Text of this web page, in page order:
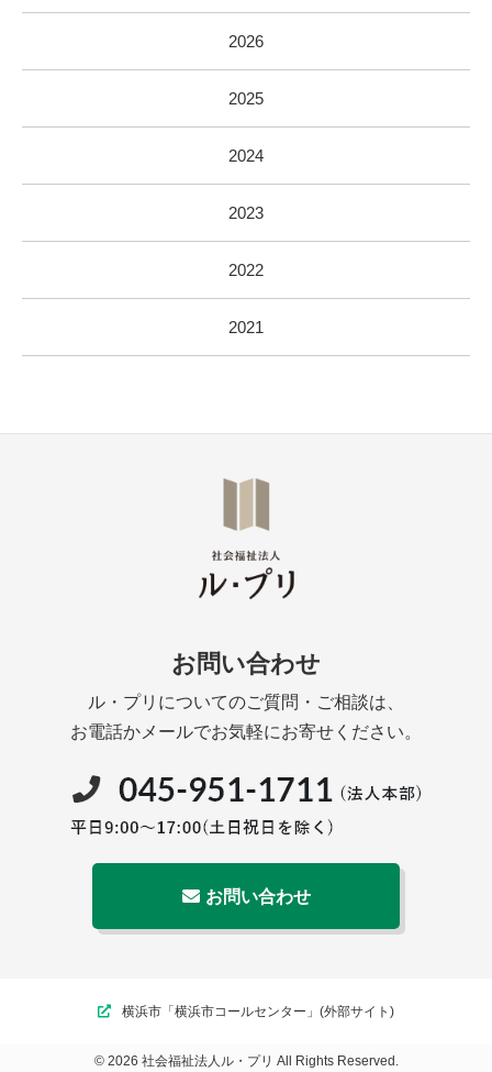
2026
2025
2024
2023
2022
2021
お問い合わせ
ル・プリについてのご質問・ご相談は、
お電話かメールでお気軽にお寄せください。
お問い合わせ
横浜市「横浜市コールセンター」(外部サイト)
© 2026 社会福祉法人ル・プリ All Rights Reserved.